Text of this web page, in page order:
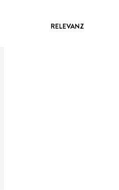
RELEVANZ